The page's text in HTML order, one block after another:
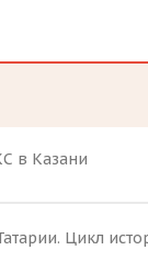
в Казани
Цикл